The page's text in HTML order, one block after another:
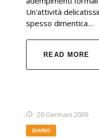
Un'attività
spesso dimentica…
READ MORE
20 Gennaio 2009
DIARIO